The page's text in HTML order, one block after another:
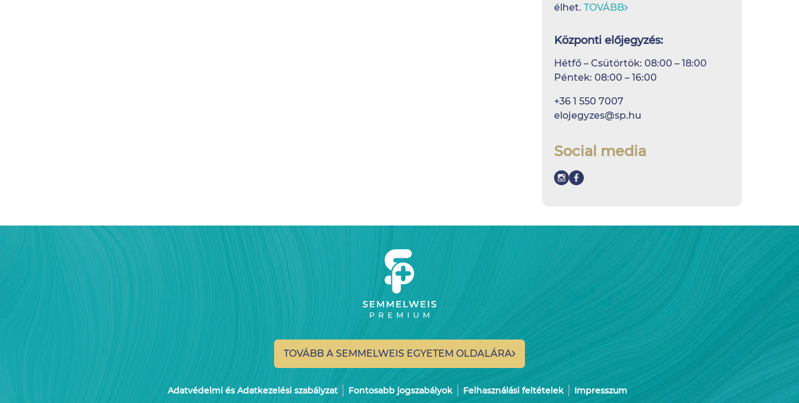
élhet. TOVÁBB
Központi előjegyzés:
Hétfő – Csütörtök: 08:00 – 18:00
Péntek: 08:00 – 16:00
+36 1 550 7007
elojegyzes@sp.hu
Social media
TOVÁBB A SEMMELWEIS EGYETEM OLDALÁRA
Adatvédelmi és Adatkezelési szabályzat Fontosabb jogszabályok Felhasználási feltételek Impresszum